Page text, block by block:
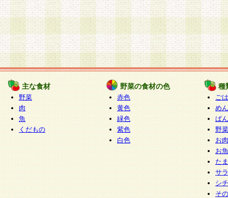
主な食材
野菜
肉
魚
くだもの
野菜の食材の色
赤色
黄色
緑色
紫色
白色
種
ご
めん
ぱん
野
お
お
た
サ
シ
そ